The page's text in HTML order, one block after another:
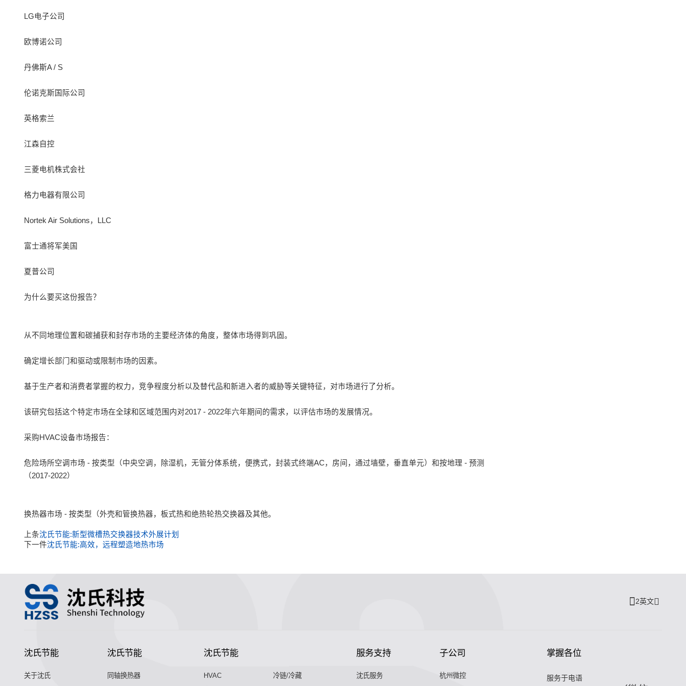
LG电子公司
欧博诺公司
丹佛斯A / S
伦诺克斯国际公司
英格索兰
江森自控
三菱电机株式会社
格力电器有限公司
Nortek Air Solutions，LLC
富士通将军美国
夏普公司
为什么要买这份报告？
从不同地理位置和碳捕获和封存市场的主要经济体的角度，整体市场得到巩固。
确定增长部门和驱动或限制市场的因素。
基于生产者和消费者掌握的权力，竞争程度分析以及替代品和新进入者的威胁等关键特征，对市场进行了分析。
该研究包括这个特定市场在全球和区域范围内对2017 - 2022年六年期间的需求，以评估市场的发展情况。
采购HVAC设备市场报告：
危险场所空调市场 - 按类型（中央空调，除湿机，无管分体系统，便携式，封装式终端AC，房间，通过墙壁，垂直单元）和按地理 - 预测
（2017-2022）
换热器市场 - 按类型（外壳和管换热器，板式热和绝热轮热交换器及其他。
上条沈氏节能:新型微槽热交换器技术外展计划
下一件沈氏节能:高效，远程塑造地热市场
2英文
沈氏节能
关于沈氏
沈氏节能
同轴换热器
沈氏节能
HVAC
冷链/冷藏
服务支持
沈氏服务
子公司
杭州微控
掌握各位
服务于电语